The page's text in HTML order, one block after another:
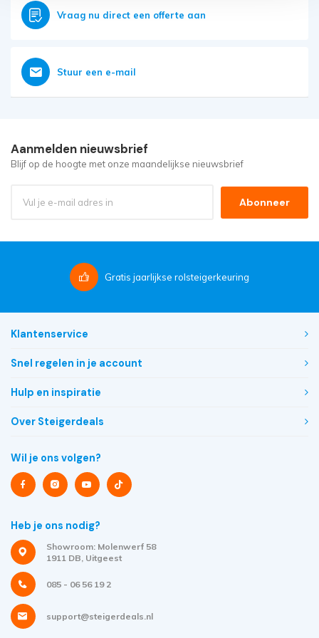
Vraag nu direct een offerte aan
Stuur een e-mail
Aanmelden nieuwsbrief
Blijf op de hoogte met onze maandelijkse nieuwsbrief
Abonneer
Gratis jaarlijkse rolsteigerkeuring
Klantenservice
Snel regelen in je account
Hulp en inspiratie
Over Steigerdeals
Wil je ons volgen?
Heb je ons nodig?
Showroom: Molenwerf 58
1911 DB, Uitgeest
085 - 06 56 19 2
support@steigerdeals.nl